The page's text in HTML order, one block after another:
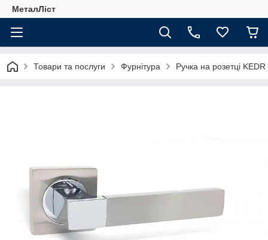
МеталЛіст
Товари та послуги Фурнітура Ручка на розетці